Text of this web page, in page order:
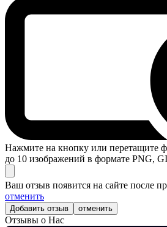
Нажмите на кнопку или перетащите
до 10 изображений в формате PNG,
Ваш отзыв появится на сайте после
отменить
отменить
Отзывы о Нас